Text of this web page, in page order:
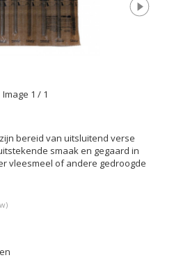
Image 1 / 1
bereid van uitsluitend verse
smaak en gegaard in
vleesmeel of andere gedroogde